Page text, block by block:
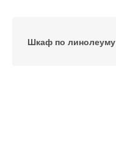
Шкаф по линолеуму